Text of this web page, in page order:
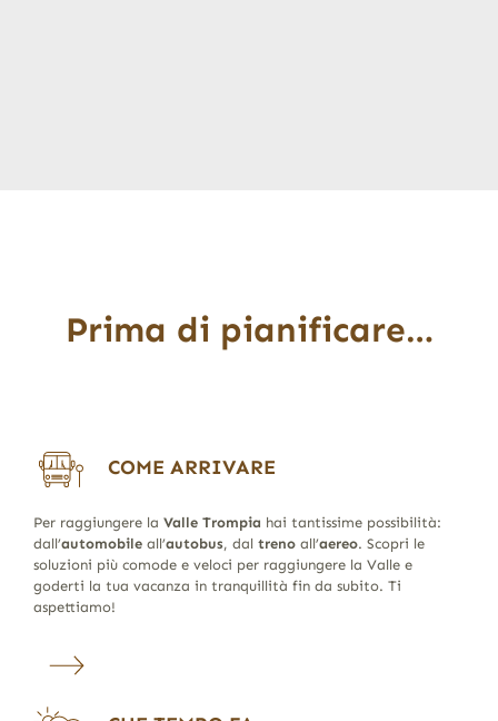
Prima di pianificare…
COME ARRIVARE
Per raggiungere la Valle Trompia hai tantissime possibilità:
dall’automobileall’autobus, dal trenoall’aereo. Scopri le
soluzioni più comode e veloci per raggiungere la Valle e
goderti la tua vacanza in tranquillità fin da subito. Ti
aspettiamo!